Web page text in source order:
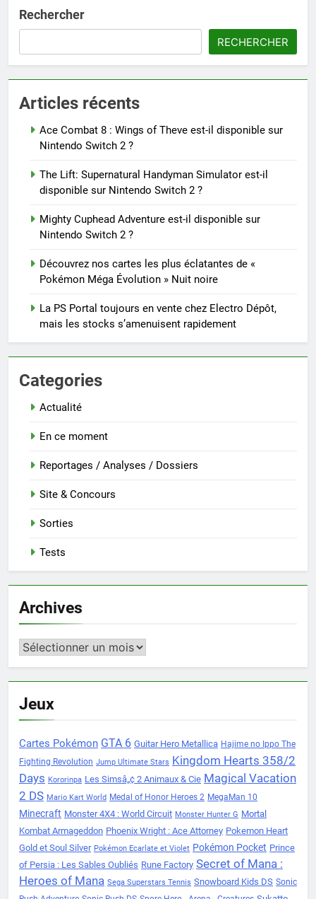
Rechercher
RECHERCHER
Articles récents
Ace Combat 8 : Wings of Theve est-il disponible sur
Nintendo Switch 2 ?
The Lift: Supernatural Handyman Simulator est-il
disponible sur Nintendo Switch 2 ?
Mighty Cuphead Adventure est-il disponible sur
Nintendo Switch 2 ?
Découvrez nos cartes les plus éclatantes de «
Pokémon Méga Évolution » Nuit noire
La PS Portal toujours en vente chez Electro Dépôt,
mais les stocks s’amenuisent rapidement
Categories
Actualité
En ce moment
Reportages / Analyses / Dossiers
Site & Concours
Sorties
Tests
Archives
Archives
Jeux
Cartes Pokémon GTA 6 Guitar Hero Metallica Hajime no Ippo The
Fighting Revolution Jump Ultimate Stars Kingdom Hearts 358/2
Days Kororinpa Les Simsâ„¢ 2 Animaux & Cie Magical Vacation
2 DS Mario Kart World Medal of Honor Heroes 2 MegaMan 10
Minecraft Monster 4X4 : World Circuit Monster Hunter G Mortal
Kombat Armageddon Phoenix Wright : Ace Attorney Pokemon Heart
Gold et Soul Silver Pokémon Ecarlate et Violet Pokémon Pocket Prince
of Persia : Les Sables Oubliés Rune Factory Secret of Mana :
Heroes of Mana Sega Superstars Tennis Snowboard Kids DS Sonic